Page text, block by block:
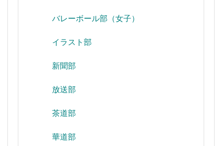
バレーボール部（女子）
イラスト部
新聞部
放送部
茶道部
華道部